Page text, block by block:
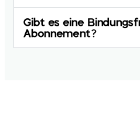
Gibt es eine
Abonnement?